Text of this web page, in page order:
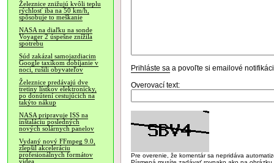
Železnice znižujú kvôli teplu
rýchlosť iba na 50 km/h,
spôsobuje to meškanie
NASA na diaľku na sonde
Voyager 2 úspešne znížila
spotrebu
Súd zakázal samojazdiacim
Google taxíkom dobíjanie v
noci, rušili obyvateľov
Železnice predávajú dve
tretiny lístkov elektronicky,
po donútení cestujúcich na
takýto nákup
NASA pripravuje ISS na
inštaláciu posledných
nových solárnych panelov
Vydaný nový FFmpeg 9.0,
zlepšil akceleráciu
profesionálnych formátov
videa
Prihláste sa a povoľte si emailové
Overovací text:
Pre overenie, že komentár sa nepridáva